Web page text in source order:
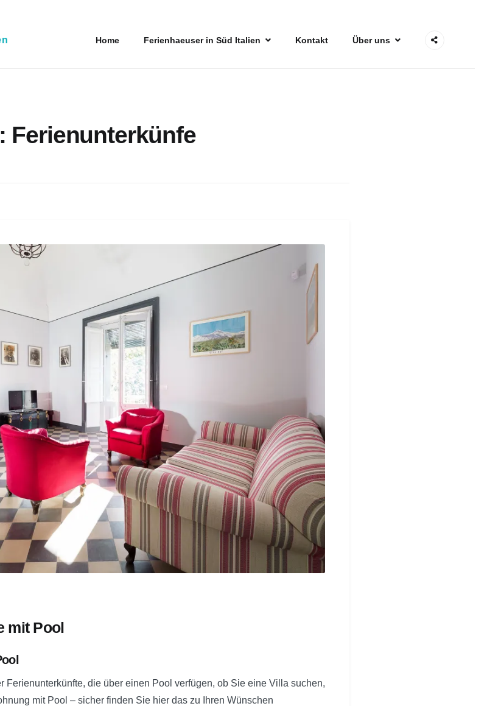
Home Ferienhaeuser in Süd Italien Kontakt Über uns
Ferienunterkünfe
mit Pool
Ferienunterkünfte, die über einen Pool verfügen, ob Sie eine Villa suchen,
mit Pool – sicher finden Sie hier das zu Ihren Wünschen